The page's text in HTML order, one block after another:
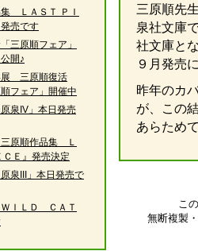
集 ＬＡＳＴ ＰＩ
売です
三原順フェア」
開♪
展 三原順復活
フェア」開催中
原泉IV」本日発売
原順作品集 Ｌ
ＣＥ』発売決定
原泉III」本日発売で
ＩＬＤ ＣＡＴ
三原順先
泉社文庫
社文庫と
９月発売
昨年のカ
が、この
あらため
こ
無断複製